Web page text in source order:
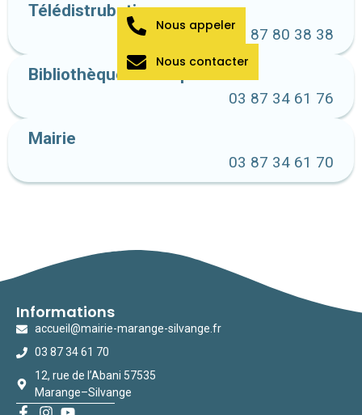
Télédistrubution
03 87 80 38 38
Bibliothèque municipale
03 87 34 61 76
Mairie
03 87 34 61 70
Informations
accueil@mairie-marange-silvange.fr
03 87 34 61 70
12, rue de l’Abani 57535
Marange–Silvange
Nous appeler
Nous contacter